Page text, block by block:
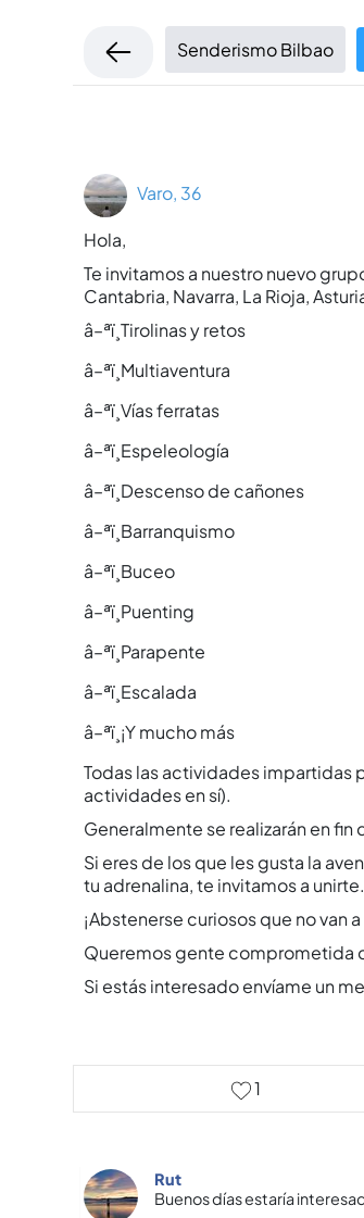
Senderismo Bilbao
Varo, 36
Hola,
Te invitamos a nuestro nuevo
Cantabria, Navarra, La Rioja,
â–ªï¸Tirolinas y retos
â–ªï¸Multiaventura
â–ªï¸Ví­as ferratas
â–ªï¸Espeleologí­a
â–ªï¸Descenso de cañones
â–ªï¸Barranquismo
â–ªï¸Buceo
â–ªï¸Puenting
â–ªï¸Parapente
â–ªï¸Escalada
â–ªï¸¡Y mucho más
Todas las actividades impartidas
actividades en sí­).
Generalmente se realizarán en
Si eres de los que les gusta la
tu adrenalina, te invitamos a unirte.
¡Abstenerse curiosos que no van
Queremos gente comprometida
Si estás interesado enví­ame un
1
Rut
Buenos dí­as estarí­a